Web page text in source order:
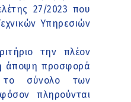
27/2023 που
Υπηρεσιών
την πλέον
άποψη προσφορά
σύνολο των
πληρούνται